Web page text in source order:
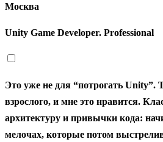
Москва
Unity Game Developer. Professional
Это уже не для “потрогать Unity”.
взрослого, и мне это нравится.
архитектуру и привычки кода:
мелочах, которые потом